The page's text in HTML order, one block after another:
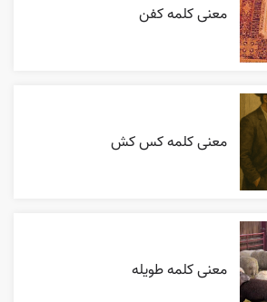
معنی کلمه کفن
معنی کلمه کس کش
معنی کلمه طویله